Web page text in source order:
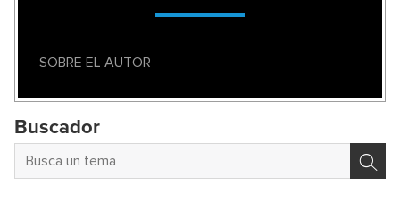
SOBRE EL AUTOR
Buscador